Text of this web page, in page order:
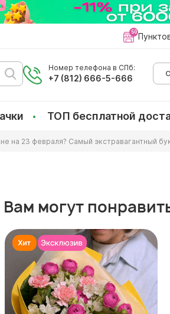
Номер телефона в СПб:
+7 (812) 666-5-666
ТОП бесплатной
на 23 февраля? Самый экстравагантный
Вам могут